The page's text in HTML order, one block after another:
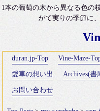
1本の葡萄の木から異なる色の
がて実りの季節に
duran.jp-Top Vine-Maze-
愛車の想い出 Archives(書
お問い合わせ